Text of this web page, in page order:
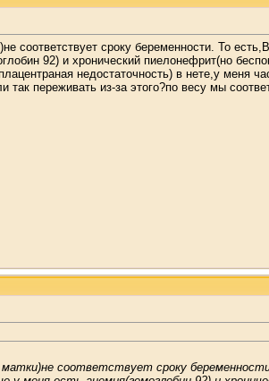
соответствует сроку беременности. То
92) и хронический пиелонефрит(но
недостаточность) в нете,у меня
переживать из-за этого?по весу мы
соответствует сроку